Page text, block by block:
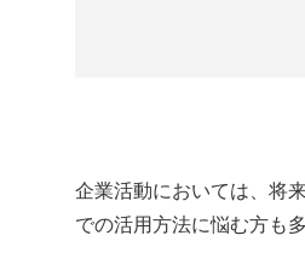
企業活動においては、将
での活用方法に悩む方も